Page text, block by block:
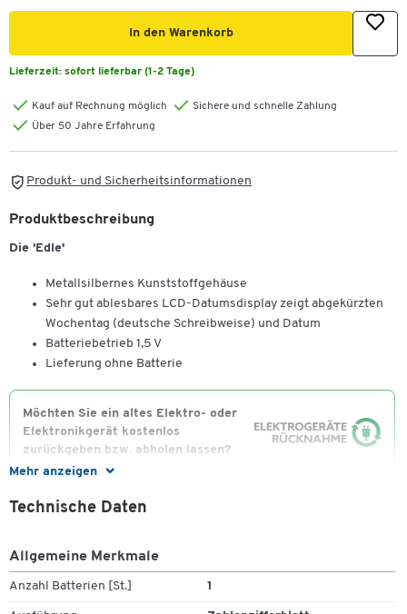
In den Warenkorb
Lieferzeit: sofort lieferbar (1-2 Tage)
Kauf auf Rechnung möglich
Sichere und schnelle Zahlung
Über 50 Jahre Erfahrung
Produkt- und Sicherheitsinformationen
Mehr anzeigen
Produktbeschreibung
Die 'Edle'
Metallsilbernes Kunststoffgehäuse
Sehr gut ablesbares LCD-Datumsdisplay zeigt abgekürzten
Wochentag (deutsche Schreibweise) und Datum
Batteriebetrieb 1,5 V
Lieferung ohne Batterie
Möchten Sie ein altes Elektro- oder
Elektronikgerät kostenlos
zurückgeben bzw. abholen lassen?
Gerne übernehmen wir dies für Sie und führen Ihr altes
fachgerechten Entsorgung zu.
Rücknahmepflicht von Elektroaltgeräten"
Sie wichtige Informationen über Ihre Möglichkeiten zur
Altgeräteentsorgung.
Technische Daten
Allgemeine Merkmale
Anzahl Batterien [St.] 1